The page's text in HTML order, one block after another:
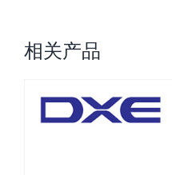
相关产品